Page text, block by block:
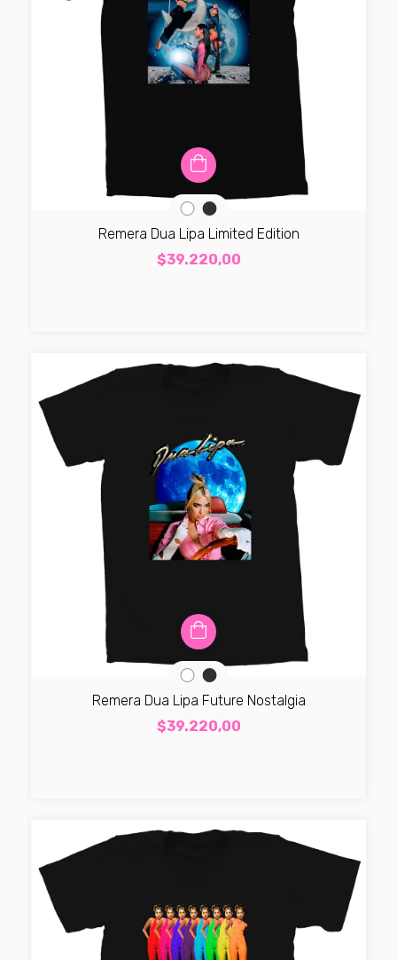
Remera Dua Lipa Limited Edition
$39.220,00
Remera Dua Lipa Future Nostalgia
$39.220,00